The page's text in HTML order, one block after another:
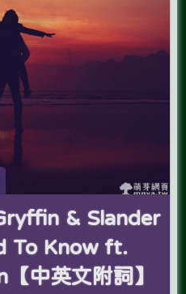
& Slander
To Know ft.
中英文附詞】